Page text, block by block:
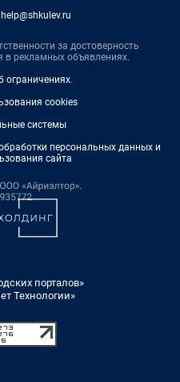
help@shkulev.ru
за достоверность
рекламных объявлениях.
ограничениях.
cookies
системы
персональных данных и
сайта
порталов»
Технологии»